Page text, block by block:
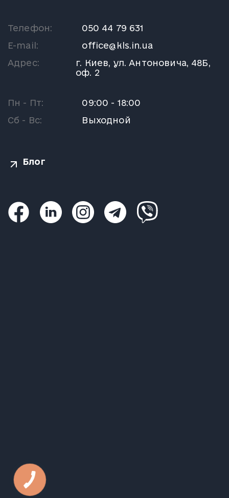
Телефон:
050 44 79 631
E-mail:
office@kls.in.ua
Адрес:
г. Киев, ул. Антоновича, 48Б,
оф. 2
Пн - Пт:
09:00 - 18:00
Сб - Вс:
Выходной
Блог